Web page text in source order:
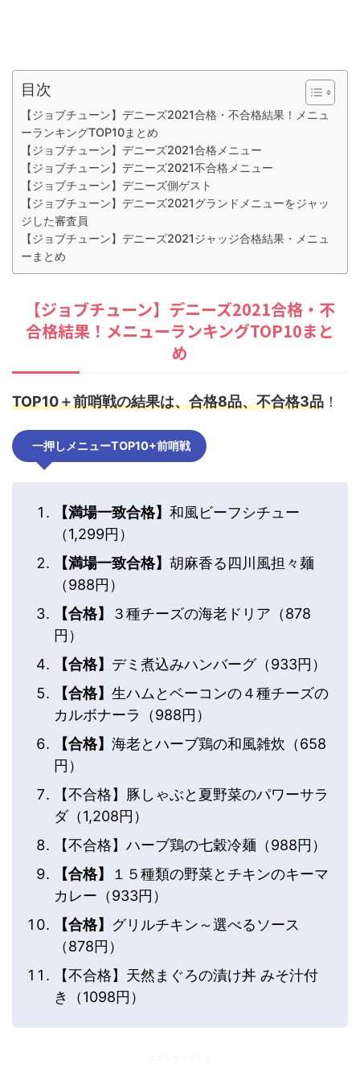
目次
【ジョブチューン】デニーズ2021合格・不合格結果！メニュ
ーランキングTOP10まとめ
【ジョブチューン】デニーズ2021合格メニュー
【ジョブチューン】デニーズ2021不合格メニュー
【ジョブチューン】デニーズ側ゲスト
【ジョブチューン】デニーズ2021グランドメニューをジャッ
ジした審査員
【ジョブチューン】デニーズ2021ジャッジ合格結果・メニュ
ーまとめ
【ジョブチューン】デニーズ2021合格・不
合格結果！メニューランキングTOP10まと
め
TOP10＋前哨戦の結果は、合格8品、不合格3品 ！
一押しメニューTOP10+前哨戦
【満場一致合格】 和風ビーフシチュー
（1,299円）
【満場一致合格】 胡麻香る四川風担々麺
（988円）
【合格】
３種チーズの海老ドリア（878
円）
【合格】 デミ煮込みハンバーグ（933円）
【合格】 生ハムとベーコンの４種チーズの
カルボナーラ（988円）
【合格】 海老とハーブ鶏の和風雑炊（658
円）
【不合格】豚しゃぶと夏野菜のパワーサラ
ダ（1,208円）
【不合格】ハーブ鶏の七穀冷麺（988円）
【合格】
１５種類の野菜とチキンのキーマ
カレー（933円）
【合格】 グリルチキン～選べるソース
（878円）
【不合格】天然まぐろの漬け丼 みそ汁付
き（1098円）